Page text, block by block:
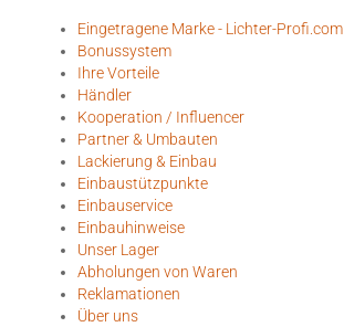
Eingetragene Marke - Lichter-Profi.com
Bonussystem
Ihre Vorteile
Händler
Kooperation / Influencer
Partner & Umbauten
Lackierung & Einbau
Einbaustützpunkte
Einbauservice
Einbauhinweise
Unser Lager
Abholungen von Waren
Reklamationen
Über uns